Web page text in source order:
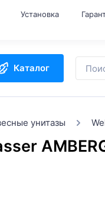
Установка
Каталог
унитазы